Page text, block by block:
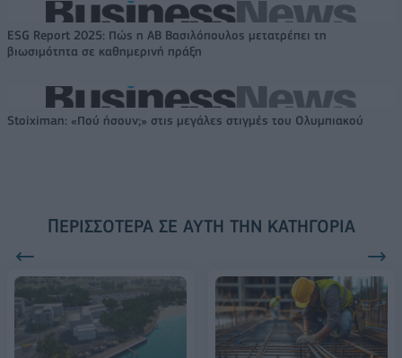
ESG Report 2025: Πώς η ΑΒ Βασιλόπουλος μετατρέπει τη
βιωσιμότητα σε καθημερινή πράξη
Stoiximan: «Πού ήσουν;» στις μεγάλες στιγμές του Ολυμπιακού
ΠΕΡΙΣΣΌΤΕΡΑ ΣΕ ΑΥΤΉ ΤΗΝ ΚΑΤΗΓΟΡΊΑ